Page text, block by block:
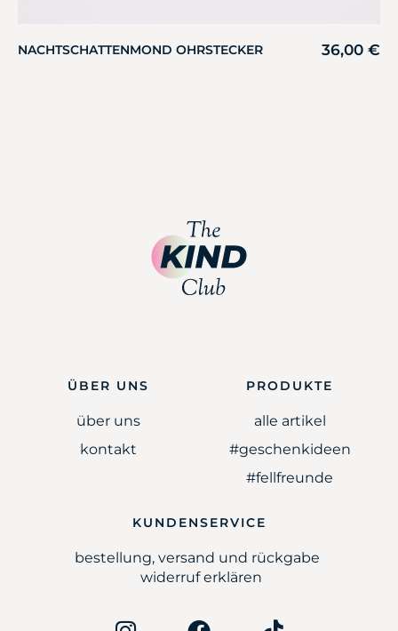
NACHTSCHATTENMOND OHRSTECKER 36,00 €
ÜBER UNS
über uns
kontakt
PRODUKTE
alle artikel
#geschenkideen
#fellfreunde
KUNDENSERVICE
bestellung, versand und rückgabe
widerruf erklären